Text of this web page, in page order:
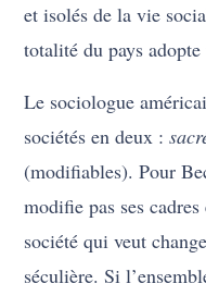
et isolés de la vie
totalité du pays
Le sociologue
sociétés en deux :
(modifiables). Pour
modifie pas ses
société qui veut
séculière. Si